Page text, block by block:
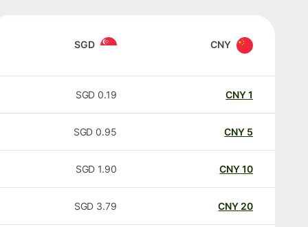
CNY
SGD
CNY
0.19
SGD
CNY
0.95
SGD
CNY
1.90
SGD
20
CNY
3.79
SGD